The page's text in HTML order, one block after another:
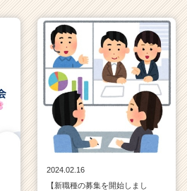
2024.02.16
【新職種の募集を開始しまし